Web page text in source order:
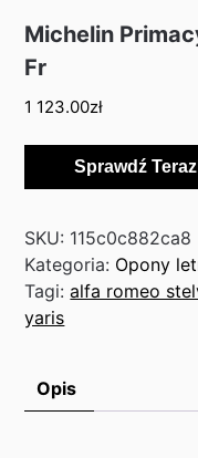
Michelin
Fr
1 123.00zł
Sprawdź
SKU: 115c0c882ca8
Kategoria: Opony
Tagi:alfa romeo
yaris
Opis